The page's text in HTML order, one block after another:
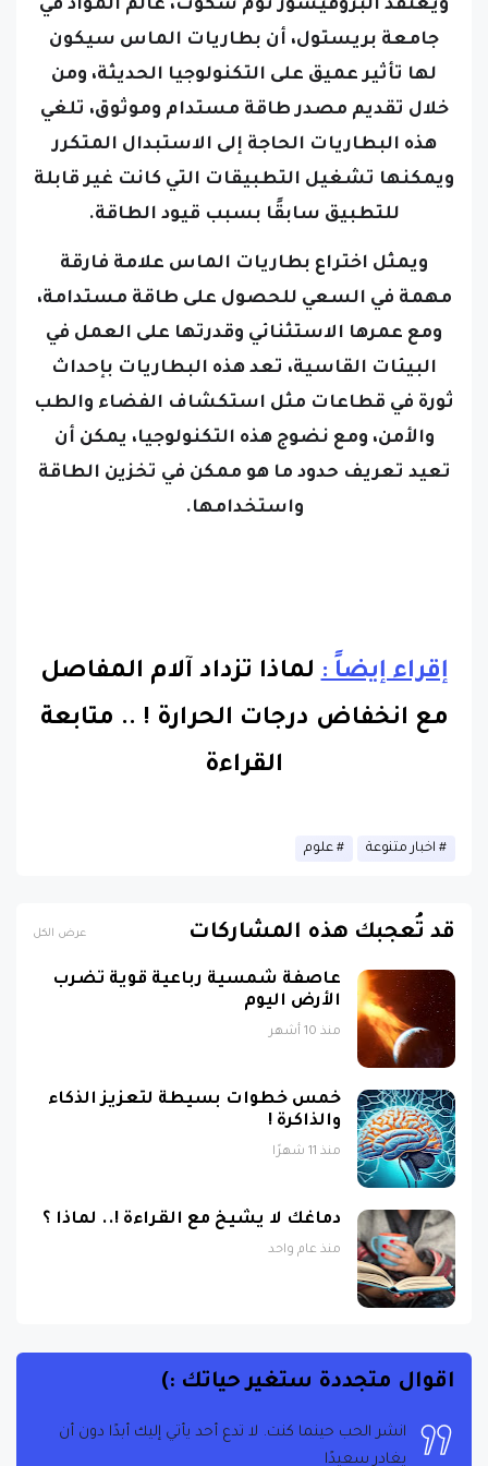
ويعتقد البروفيسور توم سكوت، عالم المواد في
جامعة بريستول، أن بطاريات الماس سيكون
لها تأثير عميق على التكنولوجيا الحديثة، ومن
خلال تقديم مصدر طاقة مستدام وموثوق، تلغي
هذه البطاريات الحاجة إلى الاستبدال المتكرر
ويمكنها تشغيل التطبيقات التي كانت غير قابلة
للتطبيق سابقًا بسبب قيود الطاقة.
ويمثل اختراع بطاريات الماس علامة فارقة
مهمة في السعي للحصول على طاقة مستدامة،
ومع عمرها الاستثنائي وقدرتها على العمل في
البيئات القاسية، تعد هذه البطاريات بإحداث
ثورة في قطاعات مثل استكشاف الفضاء والطب
والأمن، ومع نضوج هذه التكنولوجيا، يمكن أن
تعيد تعريف حدود ما هو ممكن في تخزين الطاقة
واستخدامها.
إقراء إيضاً : لماذا تزداد آلام المفاصل
مع انخفاض درجات الحرارة ! .. متابعة
القراءة
اخبار متنوعة علوم
قد تُعجبك هذه المشاركات عرض الكل
عاصفة شمسية رباعية قوية تضرب
الأرض اليوم
منذ 10 أشهر
خمس خطوات بسيطة لتعزيز الذكاء
والذاكرة !
منذ 11 شهرًا
دماغك لا يشيخ مع القراءة !.. لماذا ؟
منذ عام واحد
اقوال متجددة ستغير حياتك :)
انشر الحب حينما كنت. لا تدع أحد يأتي إليك أبدًا دون أن
يغادر سعيدًا